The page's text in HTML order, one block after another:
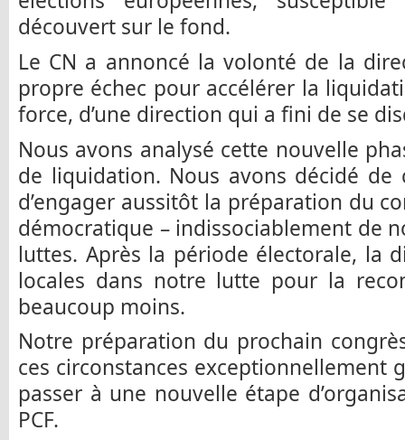
découvert sur le fond.
Le CN a annoncé la volonté de la
propre échec pour accélérer la
force, d’une direction qui a fini de se
Nous avons analysé cette nouvelle
de liquidation. Nous avons décidé
d’engager aussitôt la préparation du
démocratique – indissociablement de
luttes. Après la période électorale, la
locales dans notre lutte pour la
beaucoup moins.
Notre préparation du prochain
ces circonstances exceptionnellement
passer à une nouvelle étape
PCF.